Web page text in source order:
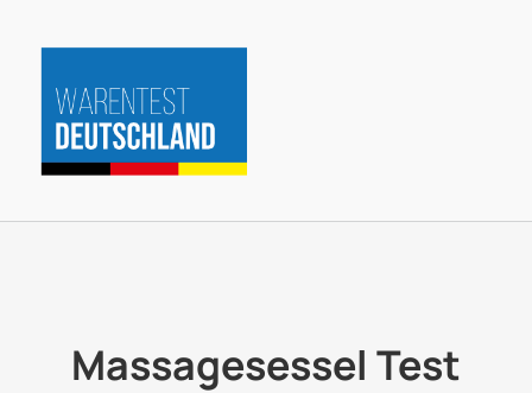
Inhalt
springen
Massagesessel Test